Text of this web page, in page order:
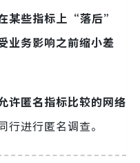
某些指标上“落后”
业务影响之前缩小差
许匿名指标比较的网络
行进行匿名调查。